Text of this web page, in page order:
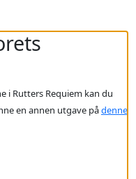
i Rutters Requiem kan du
en annen utgave pådenne